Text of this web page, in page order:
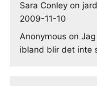
Sara Conley on
2009-11-10
Anonymous on
ibland blir det inte